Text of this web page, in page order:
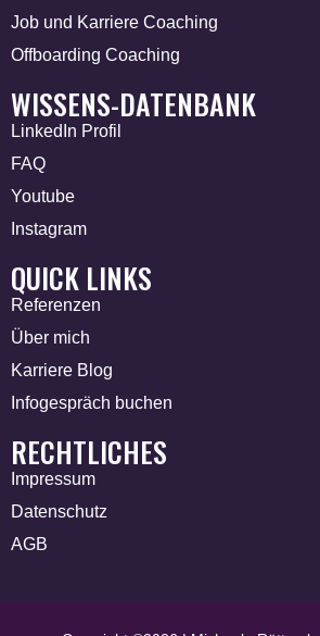
Job und Karriere Coaching
Offboarding Coaching
WISSENS-DATENBANK
LinkedIn Profil
FAQ
Youtube
Instagram
QUICK LINKS
Referenzen
Über mich
Karriere Blog
Infogespräch buchen
RECHTLICHES
Impressum
Datenschutz
AGB